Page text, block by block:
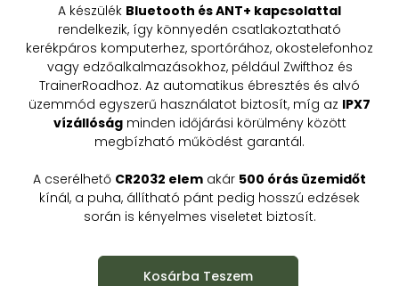
A készülék Bluetooth és ANT+ kapcsolattal
rendelkezik, így könnyedén csatlakoztatható
kerékpáros komputerhez, sportórához, okostelefonhoz
vagy edzőalkalmazásokhoz, például Zwifthoz és
TrainerRoadhoz. Az automatikus ébresztés és alvó
üzemmód egyszerű használatot biztosít, míg az IPX7
vízállóságminden időjárási körülmény között
megbízható működést garantál.
A cserélhető CR2032 elem akár 500 órás üzemidőt
kínál, a puha, állítható pánt pedig hosszú edzések
során is kényelmes viseletet biztosít.
Kosárba Teszem